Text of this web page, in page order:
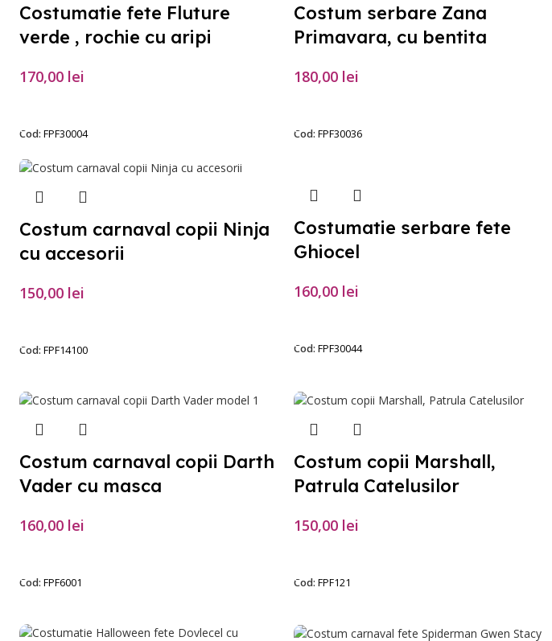
Costumatie fete Fluture
verde , rochie cu aripi
170,00 lei
Cod: FPF30004
Costum serbare Zana
Primavara, cu bentita
180,00 lei
Cod: FPF30036
Costum carnaval copii Ninja
cu accesorii
150,00 lei
Cod: FPF14100
Costumatie serbare fete
Ghiocel
160,00 lei
Cod: FPF30044
Costum carnaval copii Darth
Vader cu masca
160,00 lei
Cod: FPF6001
Costum copii Marshall,
Patrula Catelusilor
150,00 lei
Cod: FPF121